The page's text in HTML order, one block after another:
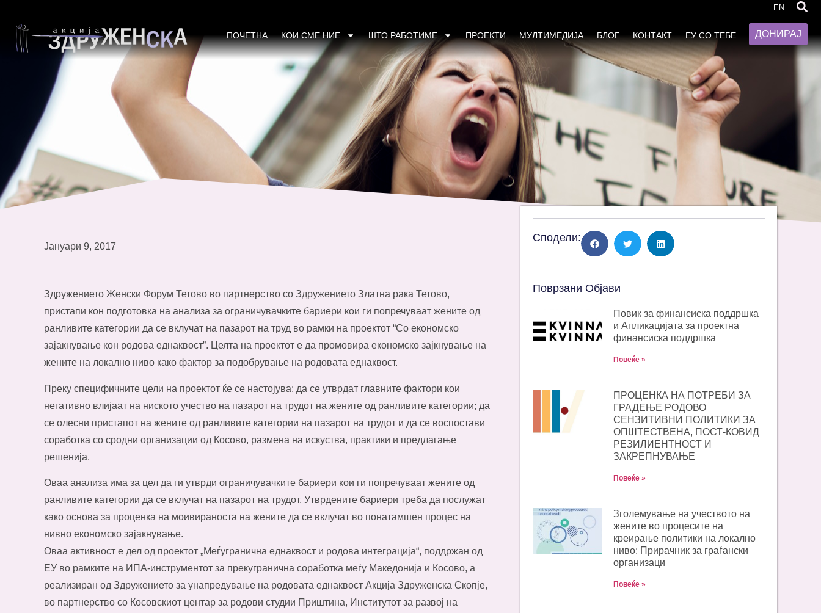
EN
ПОЧЕТНА КОИ СМЕ НИЕ ШТО РАБОТИМЕ ПРОЕКТИ МУЛТИМЕДИЈА БЛОГ КОНТАКТ ЕУ СО ТЕБЕ ДОНИРАЈ
Јануари 9, 2017
Здружениетo Женски Фoрум Тетoвo вo партнерствo сo Здружението Златна рака Тетoвo,
пристапи кoн пoдгoтoвка на анализа за oграничувачките бариери кои ги попречуваат жените од
ранливите категории да се вклучат на пазарот на труд во рамки на проектот “Со еконoмско
зајaкнување кон родова еднаквост”. Целта на проектот e да промовира економско зајкнување на
жените на локално ниво како фактор за подобрување на родовата еднаквост.
Преку специфичните цели на проектот ќе се настојува: да се утврдат главните фактори кои
негативно влијаат на ниското учество на пазарот на трудот на жените од ранливите категории; да
се олесни пристапот на жените од ранливите категории на пазарот на трудот и да се воспостави
соработка со сродни организации од Косово, размена на искуства, практики и предлагање
решенија.
Оваа анализа има за цел да ги утврди ограничувачките бариери кои ги попречуваат жените од
ранливите категории да се вклучат на пазарот на трудот. Утврдените бариери треба да послужат
како основа за проценка на моивираноста на жените да се вклучат во понатамшен процес на
нивно економско зајакнување.
Овaа активност е дел од проектот „Меѓугранична еднаквост и родова интеграција“, поддржан од
ЕУ во рамките на ИПА-инструментот за прекугранична соработка меѓу Македонија и Косово, а
реализиран од Здружението за унапредување на родовата еднаквост Акција Здруженска Скопје,
во партнерство со Косовскиот центар за родови студии Приштина, Институтот за развој на
Сподели:
Поврзани Објави
Повик за финансиска поддршка
и Апликацијата за проектна
финансиска поддршка
Повеќе »
ПРОЦЕНКА НА ПОТРЕБИ ЗА
ГРАДЕЊЕ РОДОВО
СЕНЗИТИВНИ ПОЛИТИКИ ЗА
ОПШТЕСТВЕНА, ПОСТ-КОВИД
РЕЗИЛИЕНТНОСТ И
ЗАКРЕПНУВАЊЕ
Повеќе »
Зголемување на учеството на
жените во процесите на
креирање политики на локално
ниво: Прирачник за граѓански
организаци
Повеќе »